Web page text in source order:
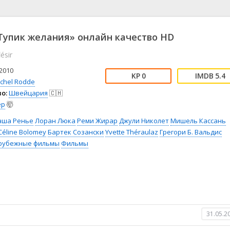
👨‍💼 Новости
🎒 Приключения
тв
😱 Ужасы
🤠 Фильм-нуар
🧝‍♂️ Фэнтези
желания» онлайн качество HD
Rodde
Швейцария 🇨🇭
🤯
0 5.4
Ренье Лоран Люка Реми Жирар Джули НиколетМишель Кассань
BolomeyБартек Созански Yvette Théraulaz Грегори Б. Вальдис
фильмы Фильмы